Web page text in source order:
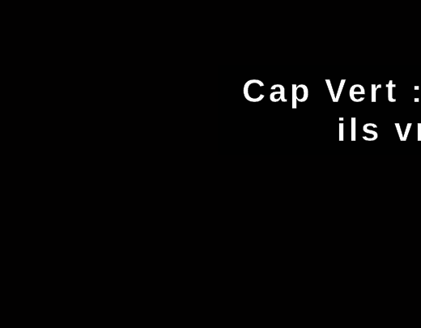
Cap Vert
ils